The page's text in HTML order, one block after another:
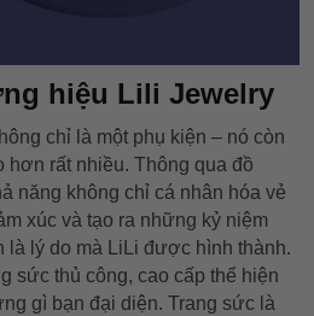
hiệu Lili Jewelry
chỉ là một phụ kiện – nó còn
hơn rất nhiều. Thông qua đồ
năng không chỉ cá nhân hóa vẻ
xúc và tạo ra những kỷ niệm
lý do mà LiLi được hình thành.
sức thủ công, cao cấp thể hiện
gì bạn đại diện. Trang sức là